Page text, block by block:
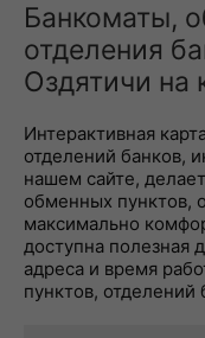
Банкоматы,
отделения
Оздятичи на
Интерактивная
отделений банков,
нашем сайте,
обменных пунктов,
максимально
доступна полезная
адреса и время
пунктов, отделений